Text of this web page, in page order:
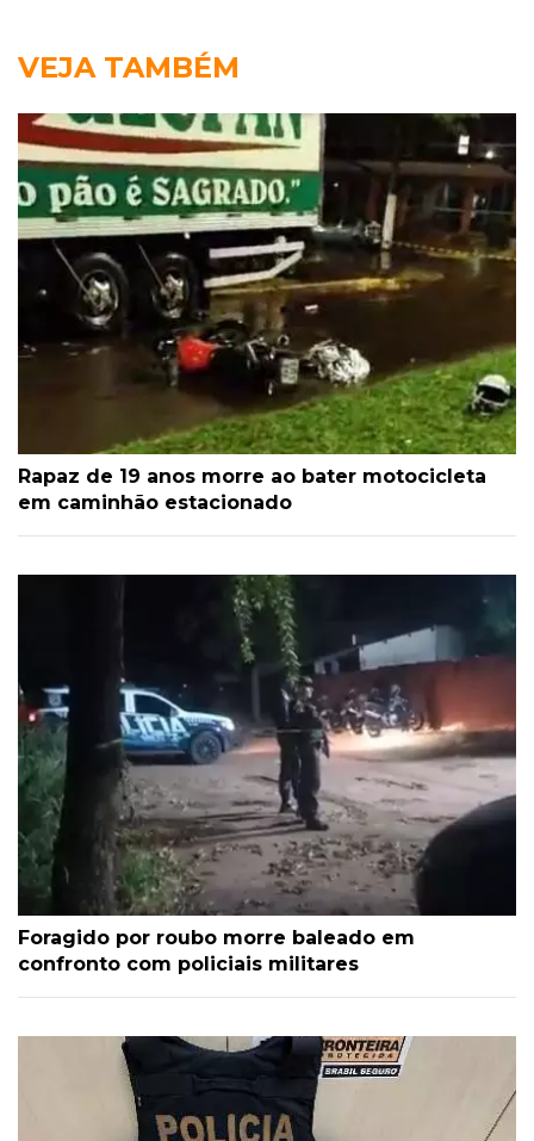
VEJA TAMBÉM
Rapaz de 19 anos morre ao bater motocicleta
em caminhão estacionado
Foragido por roubo morre baleado em
confronto com policiais militares